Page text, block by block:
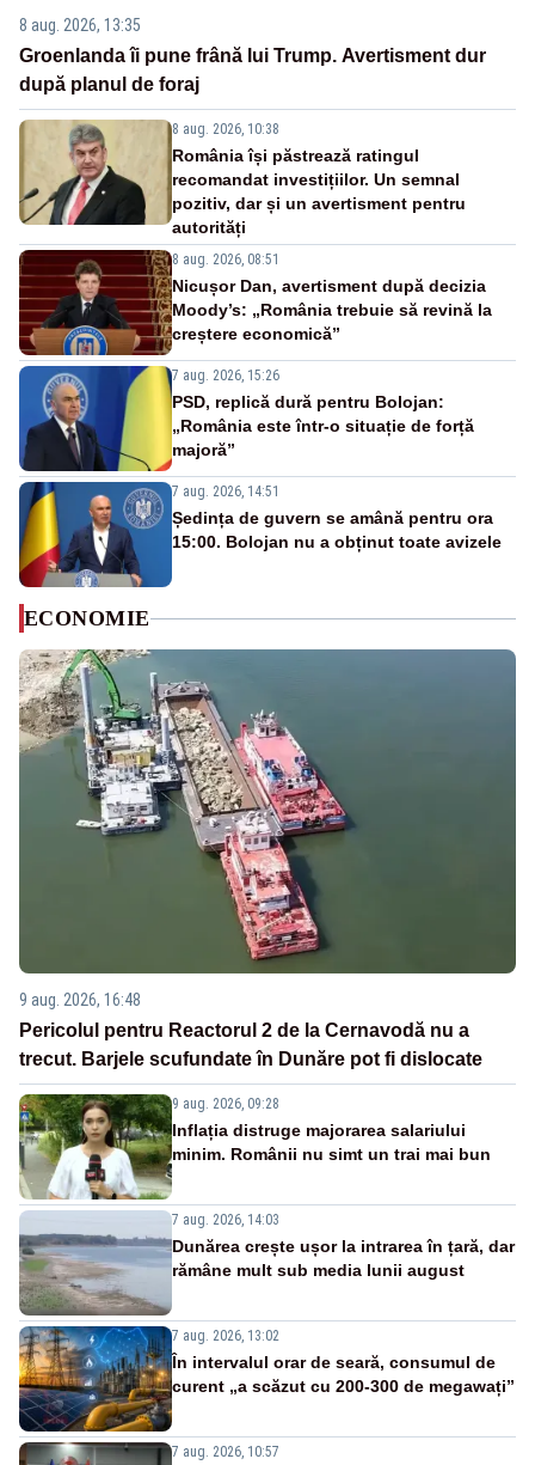
8 aug. 2026, 13:35
Groenlanda îi pune frână lui Trump. Avertisment dur
după planul de foraj
8 aug. 2026, 10:38
România își păstrează ratingul
recomandat investițiilor. Un semnal
pozitiv, dar și un avertisment pentru
autorități
8 aug. 2026, 08:51
Nicușor Dan, avertisment după decizia
Moody’s: „România trebuie să revină la
creștere economică”
7 aug. 2026, 15:26
PSD, replică dură pentru Bolojan:
„România este într-o situație de forță
majoră”
7 aug. 2026, 14:51
Ședința de guvern se amână pentru ora
15:00. Bolojan nu a obținut toate avizele
ECONOMIE
9 aug. 2026, 16:48
Pericolul pentru Reactorul 2 de la Cernavodă nu a
trecut. Barjele scufundate în Dunăre pot fi dislocate
9 aug. 2026, 09:28
Inflația distruge majorarea salariului
minim. Românii nu simt un trai mai bun
7 aug. 2026, 14:03
Dunărea crește ușor la intrarea în țară, dar
rămâne mult sub media lunii august
7 aug. 2026, 13:02
În intervalul orar de seară, consumul de
curent „a scăzut cu 200-300 de megawați”
7 aug. 2026, 10:57